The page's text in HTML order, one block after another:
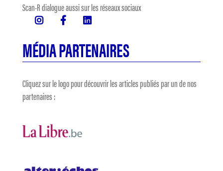
Scan-R dialogue aussi sur les réseaux sociaux
MÉDIA PARTENAIRES
Cliquez sur le logo pour découvrir les articles publiés par un de nos
partenaires :